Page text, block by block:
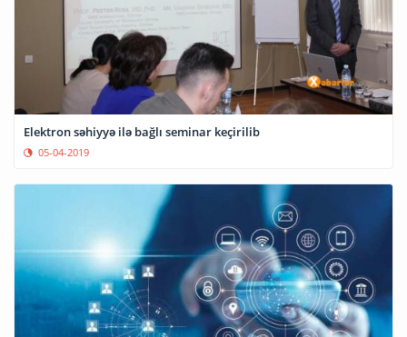
Elektron səhiyyə ilə bağlı seminar keçirilib
05-04-2019